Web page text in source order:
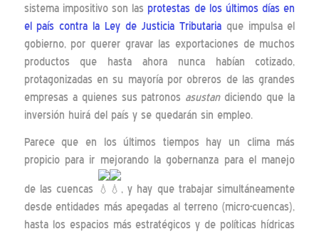
sistema impositivo son las protestas de los últimos días en
el país contra la Ley de Justicia Tributariaque impulsa el
gobierno, por querer gravar las exportaciones de muchos
productos que hasta ahora nunca habían cotizado,
protagonizadas en su mayoría por obreros de las grandes
empresas a quienes sus patronos asustandiciendo que la
inversión huirá del país y se quedarán sin empleo.
Parece que en los últimos tiempos hay un clima más
propicio para ir mejorando la gobernanza para el manejo
de las cuencas
, y hay que trabajar simultáneamente
desde entidades más apegadas al terreno (micro-cuencas),
hasta los espacios más estratégicos y de políticas hídricas